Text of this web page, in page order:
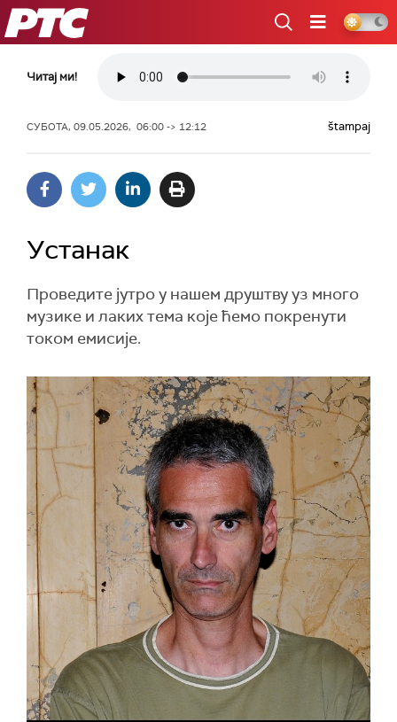
РТС
Читај ми!
СУБОТА, 09.05.2026, 06:00 -> 12:12 štampaj
Устанак
Проведите јутро у нашем друштву уз много
музике и лаких тема које ћемо покренути
током емисије.